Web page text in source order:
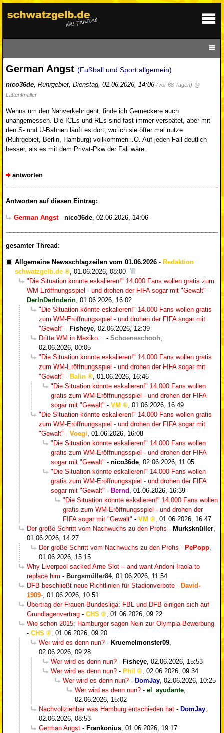
German Angst (Fußball und Sport allgemein)
nico36de, Ruhrgebiet, Dienstag, 02.06.2026, 14:06 (vor 68 Tagen) @
Lattenknaller
Wenns um den Nahverkehr geht, finde ich Gemeckere auch
unangemessen. Die ICEs und REs sind fast immer verspätet, aber mit
den S- und U-Bahnen läuft es dort, wo ich sie öfter mal nutze
(Ruhrgebiet, Berlin, Hamburg) vollkommen i.O. Auf jeden Fall deutlich
besser, als es mit dem Privat-Pkw der Fall wäre.
antworten
Antworten auf diesen Eintrag:
German Angst- nico36de, 02.06.2026, 14:06
gesamter Thread:
Allgemeine Newsschlagzeilen vom 01.06.2026 - Redaktion
schwatzgelb.de
01.06.2026, 08:00
"Die Situation könnte eskalieren!" 14.000 Fans wollen gratis zum
WM-Eröffnungsspiel - und drohen der FIFA sogar mit "Gewalt" -
DerInDerInderin 01.06.2026, 16:02
"Die Situation könnte eskalieren!" 14.000 Fans wollen gratis
zum WM-Eröffnungsspiel - und drohen der FIFA sogar mit
"Gewalt" - Fisheye 02.06.2026, 12:39
Dritte WM in Mexiko…
- Schoeneschooh
02.06.2026, 00:05
"Die Situation könnte eskalieren!" 14.000 Fans wollen gratis
zum WM-Eröffnungsspiel - und drohen der FIFA sogar mit
"Gewalt" - Balin
01.06.2026, 16:46
"Die Situation könnte eskalieren!" 14.000 Fans wollen
gratis zum WM-Eröffnungsspiel - und drohen der FIFA
sogar mit "Gewalt" - VM
01.06.2026, 16:49
"Die Situation könnte eskalieren!" 14.000 Fans wollen gratis
zum WM-Eröffnungsspiel - und drohen der FIFA sogar mit
"Gewalt" - Voegi 01.06.2026, 16:08
"Die Situation könnte eskalieren!" 14.000 Fans wollen
gratis zum WM-Eröffnungsspiel - und drohen der FIFA
sogar mit "Gewalt" - nico36de 02.06.2026, 11:05
"Die Situation könnte eskalieren!" 14.000 Fans wollen
gratis zum WM-Eröffnungsspiel - und drohen der FIFA
sogar mit "Gewalt" - Bernd
01.06.2026, 16:39
"Die Situation könnte eskalieren!" 14.000 Fans wollen
gratis zum WM-Eröffnungsspiel - und drohen der
FIFA sogar mit "Gewalt" - VM
01.06.2026, 16:47
Der große Schritt vom Nachwuchs zu den Profis - Murksknüller
01.06.2026, 14:27
Der große Schritt vom Nachwuchs zu den Profis - PePopp
01.06.2026, 15:15
Why Liverpool sacked Arne Slot – and want Andoni Iraola to
replace him - Burgsmüller84, 01.06.2026, 11:54
DFB beschließt neue Richtlinien für Stadionverbote - David-
1909- 01.06.2026, 10:51
Übertrag der Frauen-Bundesliga: FBL und DFB einigen sich auf
Grundlagenvertrag - CHS
01.06.2026, 09:22
Wie schon 2015: Hamburger sagen Nein zur Olympia-Bewerbung
- CHS
01.06.2026, 09:20
Wer wird es denn nun? - Kruemelmonster09
02.06.2026, 09:28
Wer wird es denn nun? - Fisheye 02.06.2026, 15:53
Wer wird es denn nun? - Phil
02.06.2026, 09:34
Wer wird es denn nun? - DomJay 02.06.2026, 10:25
Wer wird es denn nun? - el_ayudante
02.06.2026, 15:02
Nachvollziehbar was Hamburg entschieden hat - DomJay
02.06.2026, 08:53
German Angst - Frankonius 01.06.2026, 19:17